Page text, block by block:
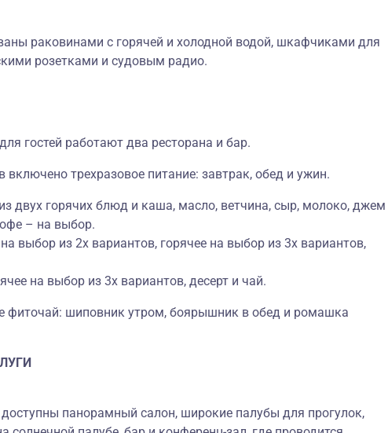
раковинами с горячей и холодной водой, шкафчиками для
розетками и судовым радио.
гостей работают два ресторана и бар.
включено трехразовое питание: завтрак, обед и ужин.
двух горячих блюд и каша, масло, ветчина, сыр, молоко, джем
– на выбор.
выбор из 2х вариантов, горячее на выбор из 3х вариантов,
на выбор из 3х вариантов, десерт и чай.
фиточай: шиповник утром, боярышник в обед и ромашка
доступны панорамный салон, широкие палубы для прогулок,